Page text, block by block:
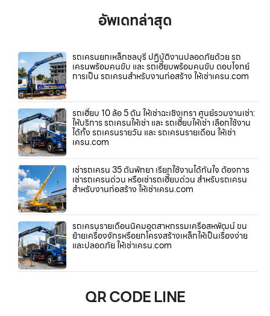
อัพเดทล่าสุด
รถเครนยกเหล็กชลบุรี ปฏิบัติงานปลอดภัยด้วย รถ
เครนพร้อมคนขับ และ รถเฮี๊ยบพร้อมคนขับ ตอบโจทย์
การเป็น รถเครนสำหรับงานก่อสร้าง ให้เช่าเครน.com
รถเฮี๊ยบ 10 ล้อ 5 ตัน ให้เช่าฉะเชิงเทรา ศูนย์รวมงานเช่า:
ให้บริการ รถเครนให้เช่า และ รถเฮี๊ยบให้เช่า เลือกใช้งาน
ได้ทั้ง รถเครนรายวัน และ รถเครนรายเดือน ให้เช่า
เครน.com
เช่ารถเครน 35 ตันพัทยา เรียกใช้งานได้ทันใจ ต้องการ
เช่ารถเครนด่วน หรือเช่ารถเฮี๊ยบด่วน สำหรับรถเครน
สำหรับงานก่อสร้าง ให้เช่าเครน.com
รถเครนรายเดือนนิคมอุตสาหกรรมเครือสหพัฒน์ ขน
ย้ายเครื่องจักรหรือยกโครงสร้างเหล็กให้เป็นเรื่องง่าย
และปลอดภัย ให้เช่าเครน.com
QR CODE LINE